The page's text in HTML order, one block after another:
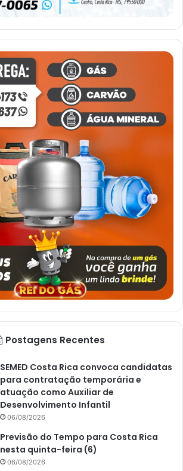
Postagens Recentes
SEMED Costa Rica convoca candidatas
para contratação temporária e
atuação como Auxiliar de
Desenvolvimento Infantil
06/08/2026
Previsão do Tempo para Costa Rica
nesta quinta-feira (6)
06/08/2026